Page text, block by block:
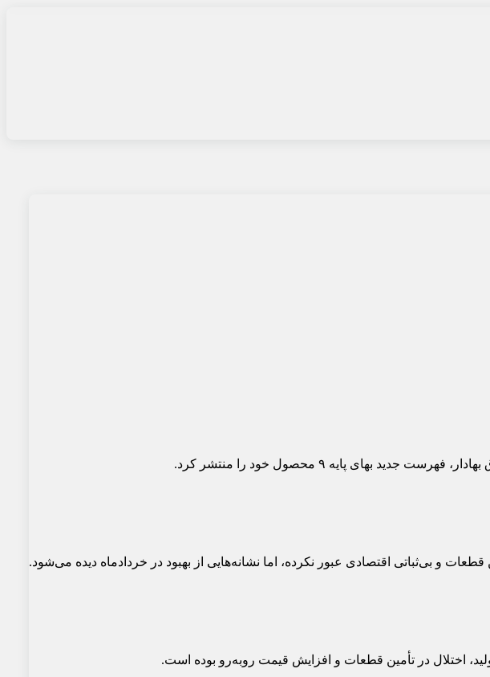
پایه ۹ محصول خود را منتشر کرد.
و بی‌ثباتی اقتصادی عبور نکرده، اما نشانه‌هایی از بهبود در خردادماه دیده می‌شود.